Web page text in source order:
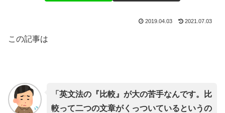
2019.04.03 2021.07.03
この記事は
「英文法の『比較』が大の苦手なんです。比
較って二つの文章がくっついているというの